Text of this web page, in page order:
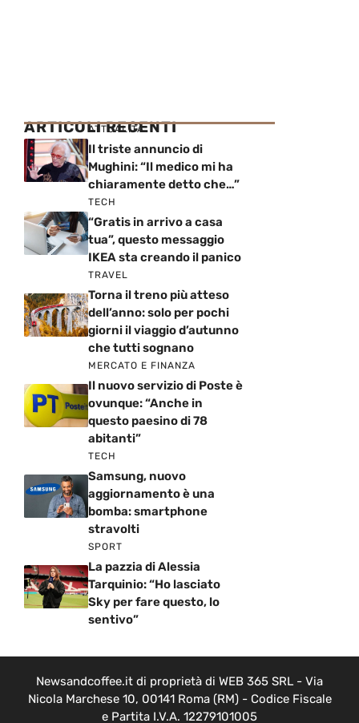
ARTICOLI RECENTI
ATTUALITÀ
Il triste annuncio di
Mughini: “Il medico mi ha
chiaramente detto che…”
TECH
“Gratis in arrivo a casa
tua”, questo messaggio
IKEA sta creando il panico
TRAVEL
Torna il treno più atteso
dell’anno: solo per pochi
giorni il viaggio d’autunno
che tutti sognano
MERCATO E FINANZA
Il nuovo servizio di Poste è
ovunque: “Anche in
questo paesino di 78
abitanti”
TECH
Samsung, nuovo
aggiornamento è una
bomba: smartphone
stravolti
SPORT
La pazzia di Alessia
Tarquinio: “Ho lasciato
Sky per fare questo, lo
sentivo”
Newsandcoffee.it di proprietà di WEB 365 SRL - Via
Nicola Marchese 10, 00141 Roma (RM) - Codice Fiscale
e Partita I.V.A. 12279101005